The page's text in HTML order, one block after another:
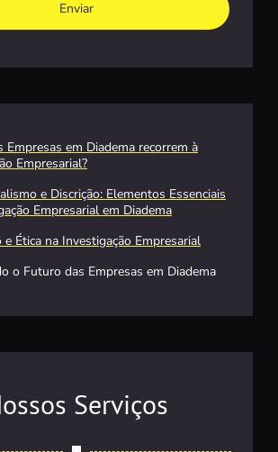
Enviar
Empresas em Diadema recorrem à
Empresarial?
e Discrição: Elementos Essenciais
Empresarial em Diadema
e Ética na Investigação Empresarial
o Futuro das Empresas em Diadema
Serviços